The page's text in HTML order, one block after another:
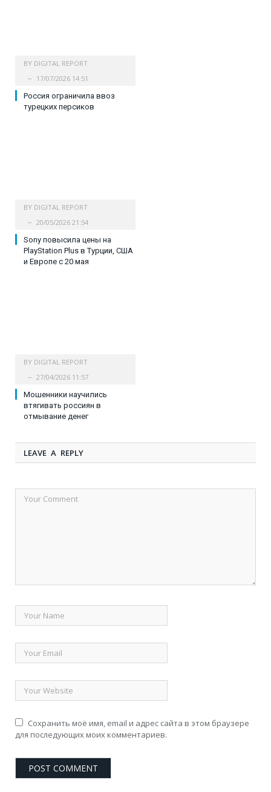
BY DIGITAL REPORT
17/07/2026 14:51
Россия ограничила ввоз
турецких персиков
BY DIGITAL REPORT
20/05/2026 21:54
Sony повысила цены на
PlayStation Plus в Турции, США
и Европе с 20 мая
BY DIGITAL REPORT
27/04/2026 11:57
Мошенники научились
втягивать россиян в
отмывание денег
LEAVE A REPLY
Сохранить моё имя, email и адрес сайта в этом браузере
для последующих моих комментариев.